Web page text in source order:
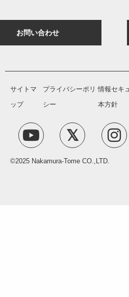
お問い合わせ
サイトマ
ップ
プライバシーポリ
シー
情報セキ
本方針
©2025 Nakamura-Tome CO.,LTD.